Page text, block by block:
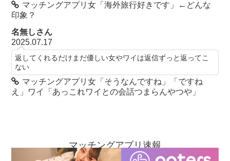
マッチングアプリ女「海外旅行好きです」←どんな
印象？
名無しさん
2025.07.17
返してくれるだけまだ優しい女やワイは返信ずっと返ってこ
ない
マッチングアプリ女「そうなんですね」「ですね
え」ワイ「あっこれワイとの会話つまらんやつや」
マッチングアプリ速報